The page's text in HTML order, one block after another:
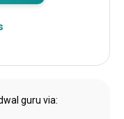
guru via: